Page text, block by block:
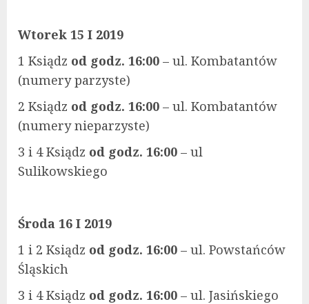
Wtorek 15 I 2019
1 Ksiądz od godz. 16:00 – ul. Kombatantów
(numery parzyste)
2 Ksiądz od godz. 16:00 – ul. Kombatantów
(numery nieparzyste)
3 i 4 Ksiądz od godz. 16:00 – ul
Sulikowskiego
Środa 16 I 2019
1 i 2 Ksiądz od godz. 16:00 – ul. Powstańców
Śląskich
3 i 4 Ksiądz od godz. 16:00 – ul. Jasińskiego